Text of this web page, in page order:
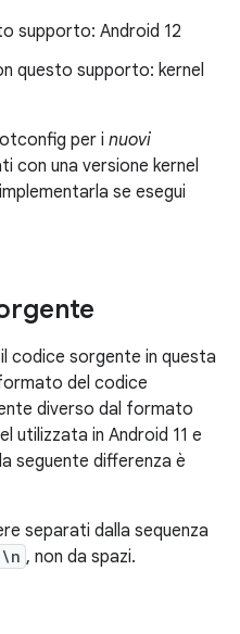
supporto: Android 12
questo supporto: kernel
per i nuovi
con una versione kernel
se esegui
codice sorgente in questa
del codice
diverso dal formato
utilizzata in Android 11 e
seguente differenza è
separati dalla sequenza
\n , non da spazi.